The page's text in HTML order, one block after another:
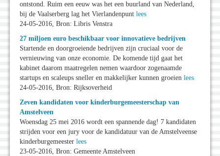
ontstond. Ruim een eeuw was het een buurland van Nederland,
bij de Vaalserberg lag het Vierlandenpunt lees
24-05-2016, Bron: Libris Venstra
27 miljoen euro beschikbaar voor innovatieve bedrijven
Startende en doorgroeiende bedrijven zijn cruciaal voor de
vernieuwing van onze economie. De komende tijd gaat het
kabinet daarom maatregelen nemen waardoor zogenaamde
startups en scaleups sneller en makkelijker kunnen groeien lees
24-05-2016, Bron: Rijksoverheid
Zeven kandidaten voor kinderburgemeesterschap van
Amstelveen
Woensdag 25 mei 2016 wordt een spannende dag! 7 kandidaten
strijden voor een jury voor de kandidatuur van de Amstelveense
kinderburgemeester lees
23-05-2016, Bron: Gemeente Amstelveen